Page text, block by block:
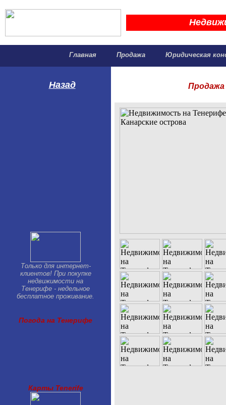
Главная Продажа Юридическая
Назад
Только для интернет-
клиентов! При покупке
недвижимости на
Тенерифе - недельное
бесплатное проживание.
Погода на Тенерифе
Карты Tenerife